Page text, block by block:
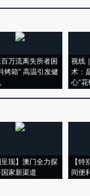
万流离失所者困
烤箱” 高温引发健
视线
术：
心“花
呈现】澳门全力探
家新渠道
【
间便